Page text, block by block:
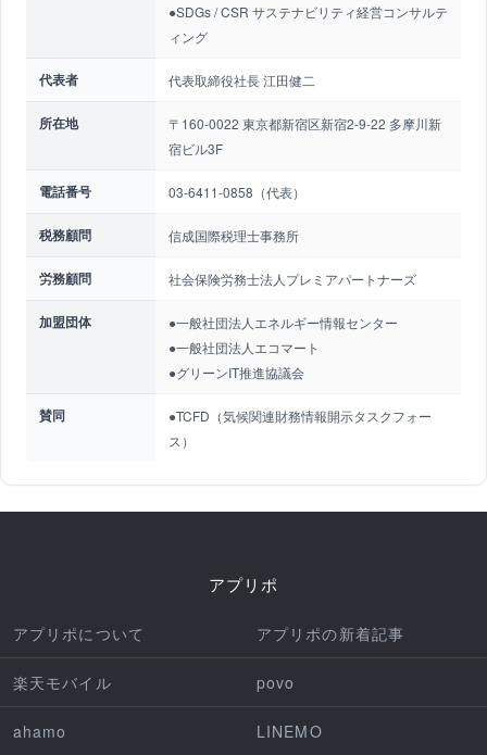
●SDGs / CSR サステナビリティ経営コンサルテ
ィング
代表者 代表取締役社長 江田健二
所在地
〒160-0022 東京都新宿区新宿2-9-22 多摩川新
宿ビル3F
電話番号 03-6411-0858（代表）
税務顧問 信成国際税理士事務所
労務顧問 社会保険労務士法人プレミアパートナーズ
加盟団体
●一般社団法人エネルギー情報センター
●一般社団法人エコマート
●グリーンIT推進協議会
賛同
●TCFD（気候関連財務情報開示タスクフォー
ス）
アプリポ
アプリポについて アプリポの新着記事
楽天モバイル povo
ahamo LINEMO